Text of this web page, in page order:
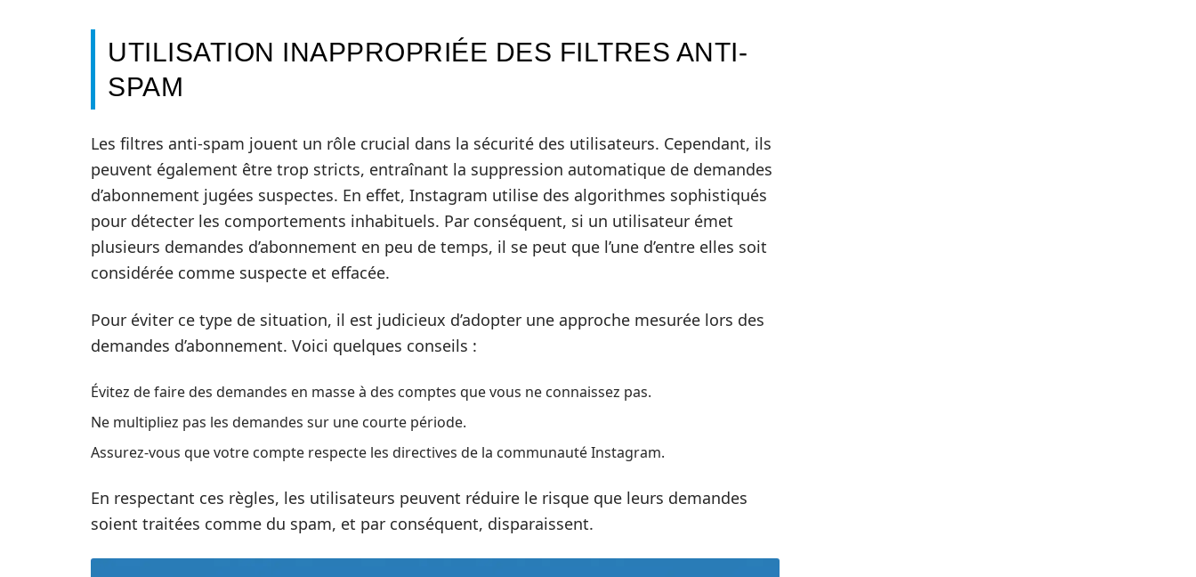
UTILISATION INAPPROPRIÉE DES FILTRES ANTI-
SPAM
Les filtres anti-spam jouent un rôle crucial dans la sécurité des utilisateurs. Cependant, ils
peuvent également être trop stricts, entraînant la suppression automatique de demandes
d’abonnement jugées suspectes. En effet, Instagram utilise des algorithmes sophistiqués
pour détecter les comportements inhabituels. Par conséquent, si un utilisateur émet
plusieurs demandes d’abonnement en peu de temps, il se peut que l’une d’entre elles soit
considérée comme suspecte et effacée.
Pour éviter ce type de situation, il est judicieux d’adopter une approche mesurée lors des
demandes d’abonnement. Voici quelques conseils :
Évitez de faire des demandes en masse à des comptes que vous ne connaissez pas.
Ne multipliez pas les demandes sur une courte période.
Assurez-vous que votre compte respecte les directives de la communauté Instagram.
En respectant ces règles, les utilisateurs peuvent réduire le risque que leurs demandes
soient traitées comme du spam, et par conséquent, disparaissent.